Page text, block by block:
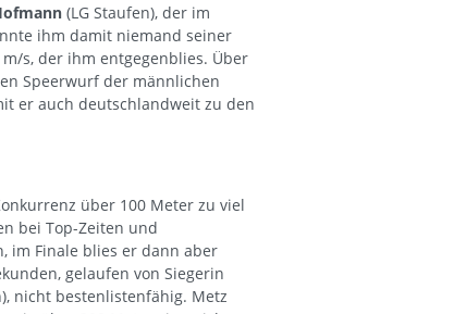
(LG Staufen), der im
ihm damit niemand seiner
s, der ihm entgegenblies. Über
Speerwurf der männlichen
er auch deutschlandweit zu den
über 100 Meter zu viel
bei Top-Zeiten und
im Finale blies er dann aber
gelaufen von Siegerin
nicht bestenlistenfähig. Metz